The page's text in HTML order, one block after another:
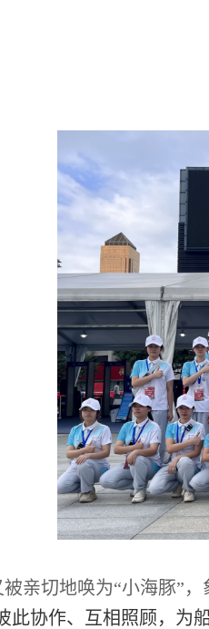
亲切地唤为“小海豚”
此协作、互相照顾，为